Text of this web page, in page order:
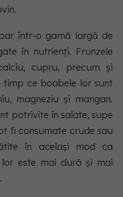
într-o gamă largă de
în nutrienți. Frunzele
cupru, precum și
timp ce boabele lor sunt
magneziu și mangan.
potrivite în salate, supe
fi consumate crude sau
în același mod ca
este mai dură și mai